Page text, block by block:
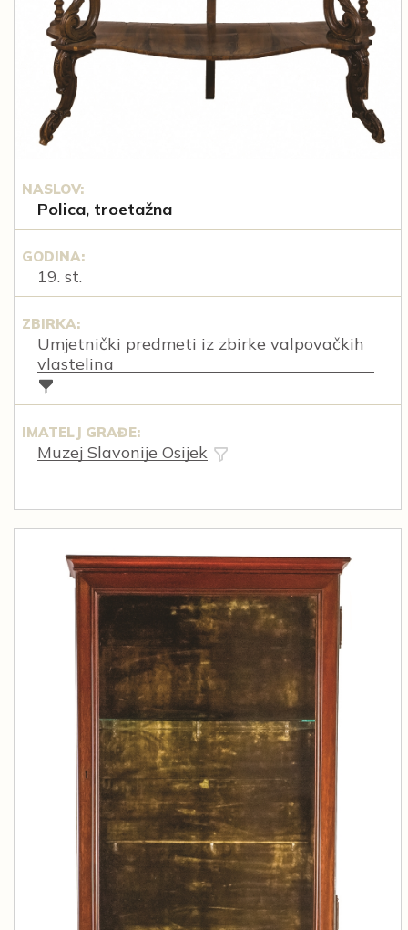
NASLOV:
Polica, troetažna
GODINA:
19. st.
ZBIRKA:
Umjetnički predmeti iz zbirke valpovačkih
vlastelina
IMATELJ GRAĐE:
Muzej Slavonije Osijek